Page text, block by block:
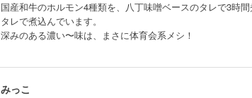
国産和牛のホルモン4種類を、八丁味噌ベースのタレで3時
タレで煮込んでいます。
深みのある濃い〜味は、まさに体育会系メシ！
みっこ